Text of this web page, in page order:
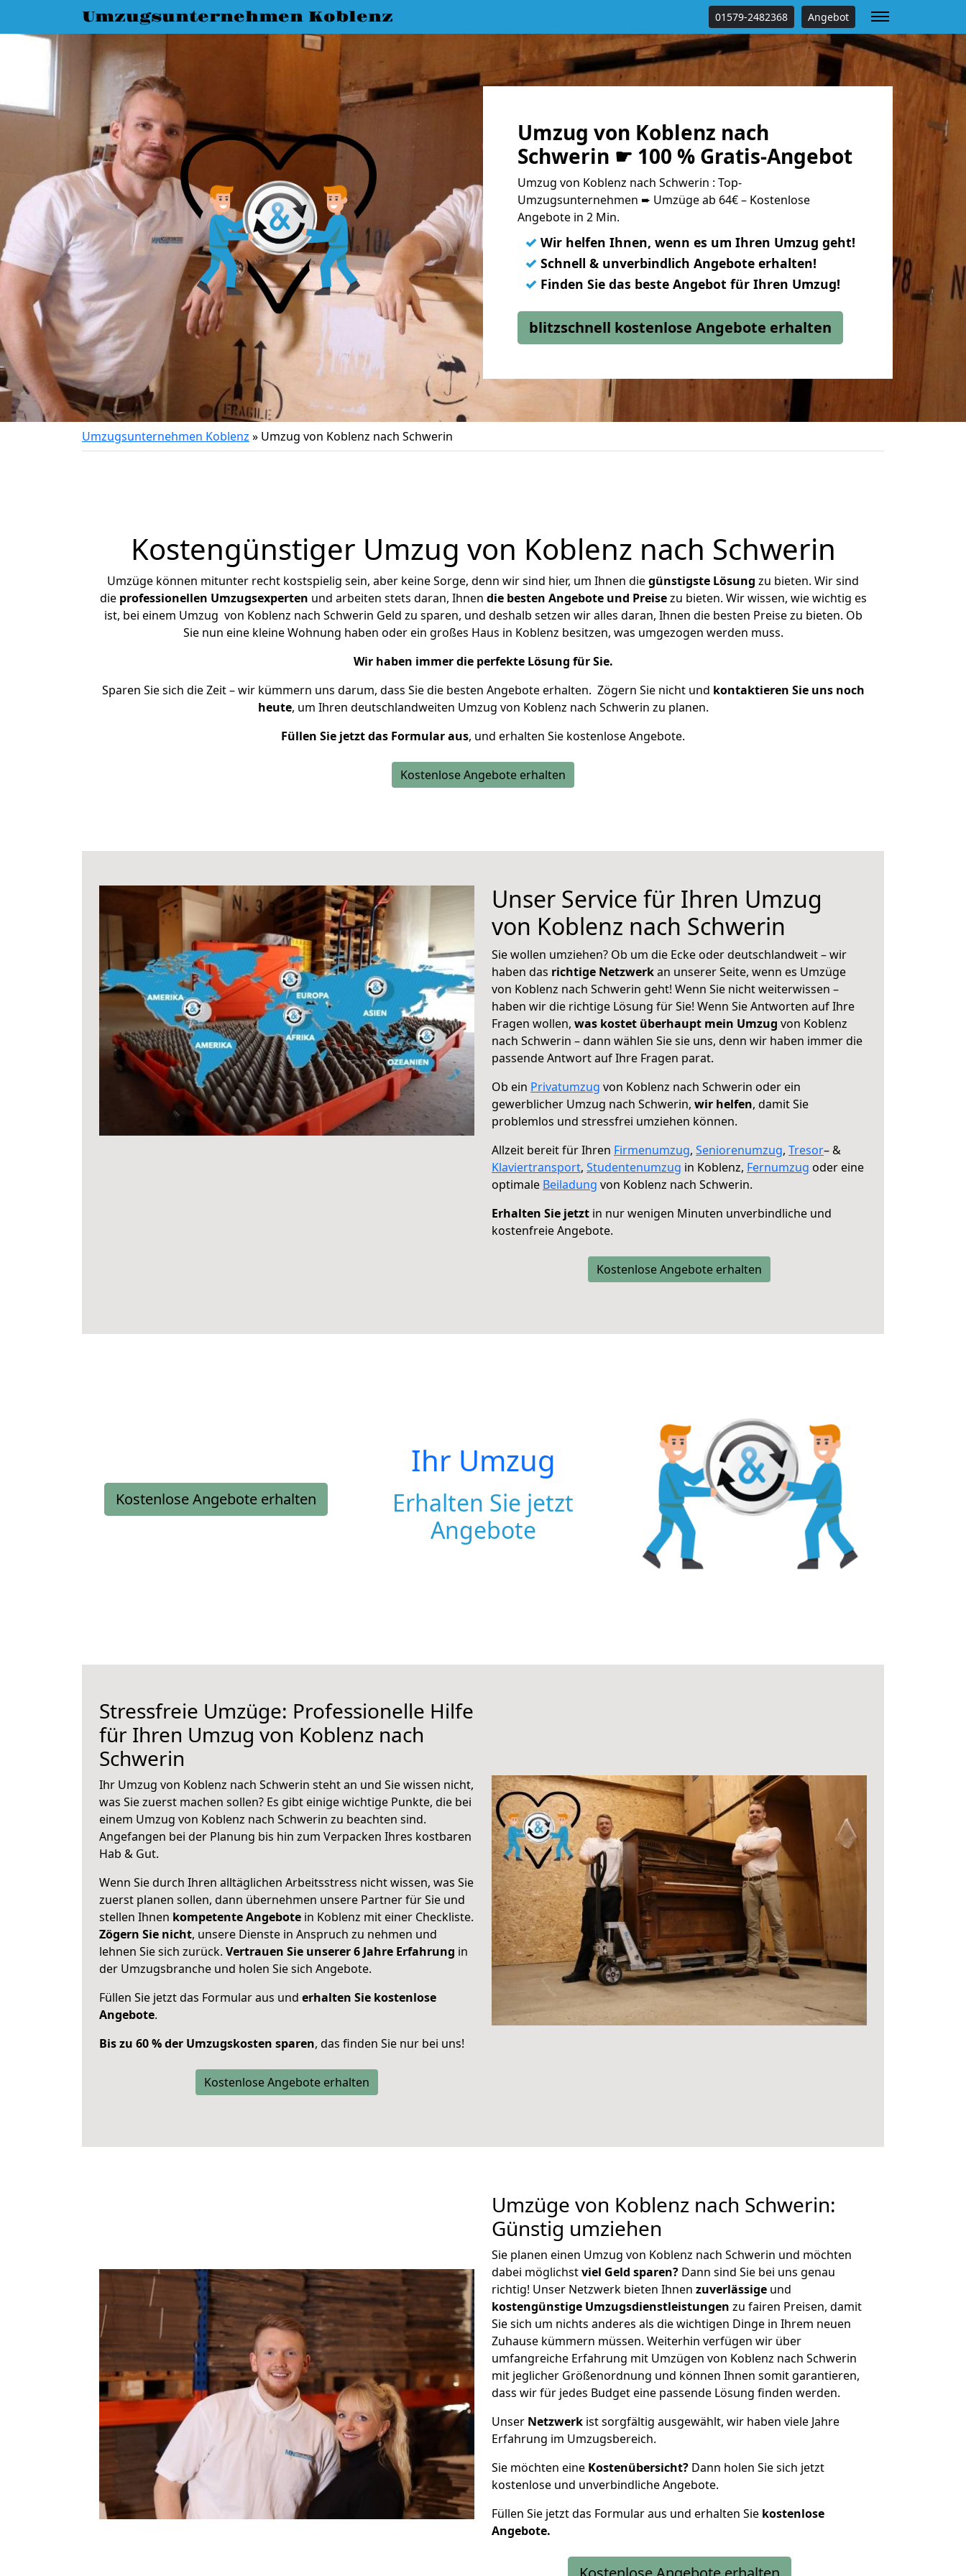
Umzugsunternehmen Koblenz 01579-2482368 Angebot
Umzug von Koblenz nach
Schwerin ☛ 100 % Gratis-Angebot
Umzug von Koblenz nach Schwerin : Top-
Umzugsunternehmen ➨ Umzüge ab 64€ – Kostenlose
Angebote in 2 Min.
✓ Wir helfen Ihnen, wenn es um Ihren Umzug geht!
✓ Schnell & unverbindlich Angebote erhalten!
✓ Finden Sie das beste Angebot für Ihren Umzug!
blitzschnell kostenlose Angebote erhalten
Umzugsunternehmen Koblenz » Umzug von Koblenz nach Schwerin
Kostengünstiger Umzug von Koblenz nach Schwerin
Umzüge können mitunter recht kostspielig sein, aber keine Sorge, denn wir sind hier, um Ihnen diegünstigste Lösung zu bieten. Wir sind
die professionellen Umzugsexperten und arbeiten stets daran, Ihnen die besten Angebote und Preisezu bieten. Wir wissen, wie wichtig es
ist, bei einem Umzug von Koblenz nach Schwerin Geld zu sparen, und deshalb setzen wir alles daran, Ihnen die besten Preise zu bieten. Ob
Sie nun eine kleine Wohnung haben oder ein großes Haus in Koblenz besitzen, was umgezogen werden muss.
Wir haben immer die perfekte Lösung für Sie.
Sparen Sie sich die Zeit – wir kümmern uns darum, dass Sie die besten Angebote erhalten. Zögern Sie nicht und kontaktieren Sie uns noch
heute, um Ihren deutschlandweiten Umzug von Koblenz nach Schwerin zu planen.
Füllen Sie jetzt das Formular aus, und erhalten Sie kostenlose Angebote.
Kostenlose Angebote erhalten
Unser Service für Ihren Umzug
von Koblenz nach Schwerin
Sie wollen umziehen? Ob um die Ecke oder deutschlandweit – wir
haben das richtige Netzwerkan unserer Seite, wenn es Umzüge
von Koblenz nach Schwerin geht! Wenn Sie nicht weiterwissen –
haben wir die richtige Lösung für Sie! Wenn Sie Antworten auf Ihre
Fragen wollen, was kostet überhaupt mein Umzug von Koblenz
nach Schwerin – dann wählen Sie sie uns, denn wir haben immer die
passende Antwort auf Ihre Fragen parat.
Ob ein Privatumzug von Koblenz nach Schwerin oder ein
gewerblicher Umzug nach Schwerin, wir helfen, damit Sie
problemlos und stressfrei umziehen können.
Allzeit bereit für Ihren Firmenumzug, Seniorenumzug, Tresor– &
Klaviertransport, Studentenumzug in Koblenz, Fernumzug oder eine
optimale Beiladung von Koblenz nach Schwerin.
Erhalten Sie jetzt in nur wenigen Minuten unverbindliche und
kostenfreie Angebote.
Kostenlose Angebote erhalten
Kostenlose Angebote erhalten
Ihr Umzug
Erhalten Sie jetzt
Angebote
Stressfreie Umzüge: Professionelle Hilfe
für Ihren Umzug von Koblenz nach
Schwerin
Ihr Umzug von Koblenz nach Schwerin steht an und Sie wissen nicht,
was Sie zuerst machen sollen? Es gibt einige wichtige Punkte, die bei
einem Umzug von Koblenz nach Schwerin zu beachten sind.
Angefangen bei der Planung bis hin zum Verpacken Ihres kostbaren
Hab & Gut.
Wenn Sie durch Ihren alltäglichen Arbeitsstress nicht wissen, was Sie
zuerst planen sollen, dann übernehmen unsere Partner für Sie und
stellen Ihnen kompetente Angebote in Koblenz mit einer Checkliste.
Zögern Sie nicht, unsere Dienste in Anspruch zu nehmen und
lehnen Sie sich zurück. Vertrauen Sie unserer 6 Jahre Erfahrung in
der Umzugsbranche und holen Sie sich Angebote.
Füllen Sie jetzt das Formular aus und erhalten Sie kostenlose
Angebote.
Bis zu 60 % der Umzugskosten sparen, das finden Sie nur bei uns!
Kostenlose Angebote erhalten
Umzüge von Koblenz nach Schwerin:
Günstig umziehen
Sie planen einen Umzug von Koblenz nach Schwerin und möchten
dabei möglichstviel Geld sparen? Dann sind Sie bei uns genau
richtig! Unser Netzwerk bieten Ihnen zuverlässige und
kostengünstige Umzugsdienstleistungen zu fairen Preisen, damit
Sie sich um nichts anderes als die wichtigen Dinge in Ihrem neuen
Zuhause kümmern müssen. Weiterhin verfügen wir über
umfangreiche Erfahrung mit Umzügen von Koblenz nach Schwerin
mit jeglicher Größenordnung und können Ihnen somit garantieren,
dass wir für jedes Budget eine passende Lösung finden werden.
Unser Netzwerk ist sorgfältig ausgewählt, wir haben viele Jahre
Erfahrung im Umzugsbereich.
Sie möchten eine Kostenübersicht? Dann holen Sie sich jetzt
kostenlose und unverbindliche Angebote.
Füllen Sie jetzt das Formular aus und erhalten Sie kostenlose
Angebote.